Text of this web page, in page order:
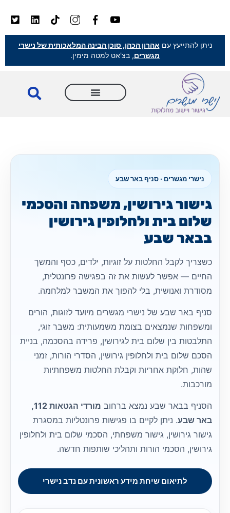
ניתן להתייעץ עם אהרון הכהן, סוכן הבינה המלאכותית של נישרי
מגשרים, בצ'אט למטה מימין.
נישרי מגשרים · סניף באר שבע
גישור גירושין, משפחה והסכמי
שלום בית ולחלופין גירושין
בבאר שבע
כשצריך לקבל החלטות על זוגיות, ילדים, כסף והמשך
החיים — אפשר לעשות את זה בפגישה פרונטלית,
מסודרת ואנושית, בלי להפוך את המשבר למלחמה.
סניף באר שבע של נישרי מגשרים מיועד לזוגות, הורים
ומשפחות שנמצאים בצומת משמעותית: משבר זוגי,
התלבטות בין שלום בית לגירושין, פרידה בהסכמה, בניית
הסכם שלום בית ולחלופין גירושין, הסדרי הורות, זמני
שהות, חלוקת אחריות וקבלת החלטות משפחתיות
מורכבות.
הסניף בבאר שבע נמצא ברחוב
מורדי הגטאות 112,
באר שבע. ניתן לקיים בו פגישות פרונטליות במסגרת
גישור גירושין, גישור משפחתי, הסכמי שלום בית ולחלופין
גירושין, הסכמי הורות ותהליכי שותפות חדשה.
לתיאום שיחת מידע ראשונית עם נדב נישרי